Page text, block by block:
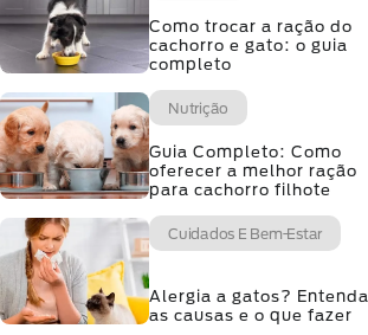
Como trocar a ração do
cachorro e gato: o guia
completo
Nutrição
Guia Completo: Como
oferecer a melhor ração
para cachorro filhote
Cuidados E Bem-Estar
Alergia a gatos? Entenda
as causas e o que fazer